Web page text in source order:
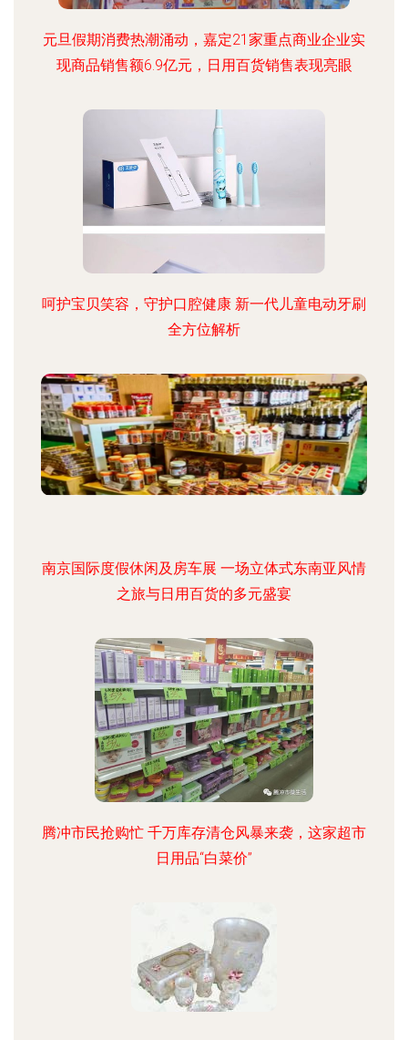
元旦假期消费热潮涌动，嘉定21家重点商业企业实
现商品销售额6.9亿元，日用百货销售表现亮眼
呵护宝贝笑容，守护口腔健康 新一代儿童电动牙刷
全方位解析
南京国际度假休闲及房车展 一场立体式东南亚风情
之旅与日用百货的多元盛宴
腾冲市民抢购忙 千万库存清仓风暴来袭，这家超市
日用品“白菜价”